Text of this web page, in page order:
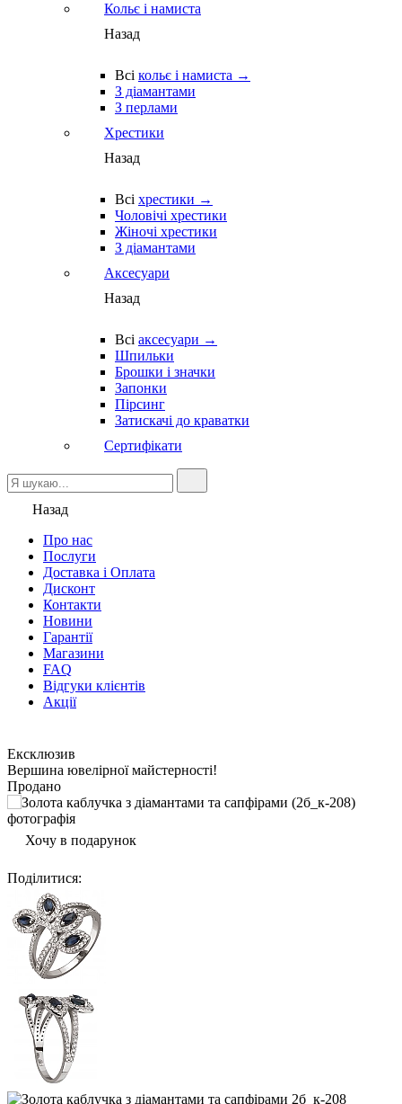
Кольє і намиста
Назад
Всі кольє і намиста →
З діамантами
З перлами
Хрестики
Назад
Всі хрестики →
Чоловічі хрестики
Жіночі хрестики
З діамантами
Аксесуари
Назад
Всі аксесуари →
Шпильки
Брошки і значки
Запонки
Пірсинг
Затискачі до краватки
Сертифікати
Назад
Про нас
Послуги
Доставка і Оплата
Дисконт
Контакти
Новини
Гарантії
Магазини
FAQ
Відгуки клієнтів
Акції
Ексклюзив
Вершина ювелірної майстерності!
Продано
Хочу в подарунок
Поділитися: